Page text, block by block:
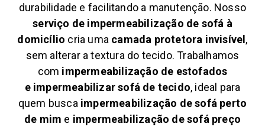
durabilidade e facilitando a manutenção. Nosso
serviço de impermeabilização de sofá à
domicílio cria uma camada protetora invisível,
sem alterar a textura do tecido. Trabalhamos
com impermeabilização de estofados
e impermeabilizar sofá de tecido, ideal para
quem busca impermeabilização de sofá perto
de mim e impermeabilização de sofá preço